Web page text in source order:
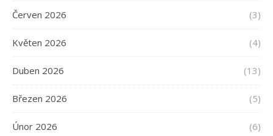
Červen 2026 (3)
Květen 2026 (4)
Duben 2026 (13)
Březen 2026 (5)
Únor 2026 (6)